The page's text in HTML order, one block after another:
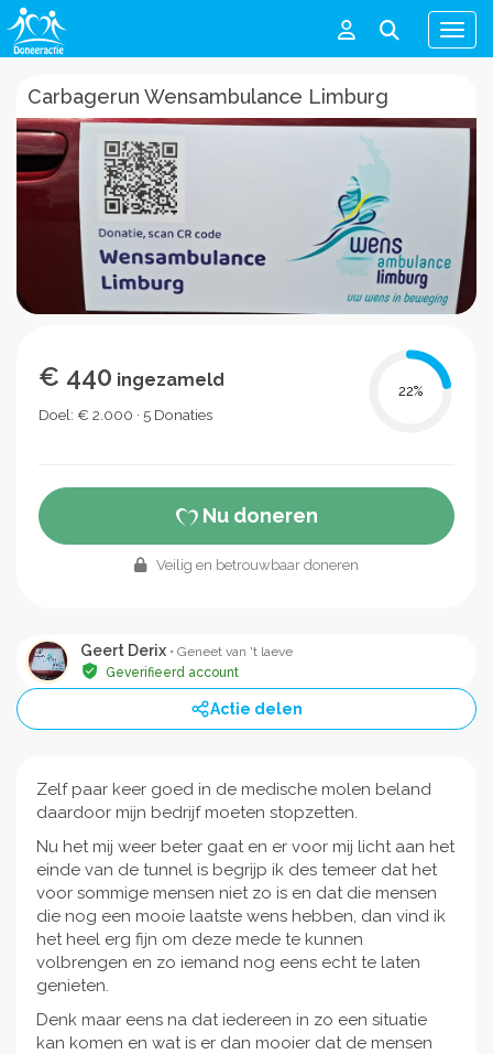
Menu
Carbagerun Wensambulance Limburg
€ 440 ingezameld
Doel: € 2.000 · 5 Donaties
22%
Nu doneren
Veilig en betrouwbaar doneren
Geert Derix • Geneet van 't laeve
Geverifieerd account
Actie delen
Zelf paar keer goed in de medische molen beland
daardoor mijn bedrijf moeten stopzetten.
Nu het mij weer beter gaat en er voor mij licht aan het
einde van de tunnel is begrijp ik des temeer dat het
voor sommige mensen niet zo is en dat die mensen
die nog een mooie laatste wens hebben, dan vind ik
het heel erg fijn om deze mede te kunnen
volbrengen en zo iemand nog eens echt te laten
genieten.
Denk maar eens na dat iedereen in zo een situatie
kan komen en wat is er dan mooier dat de mensen